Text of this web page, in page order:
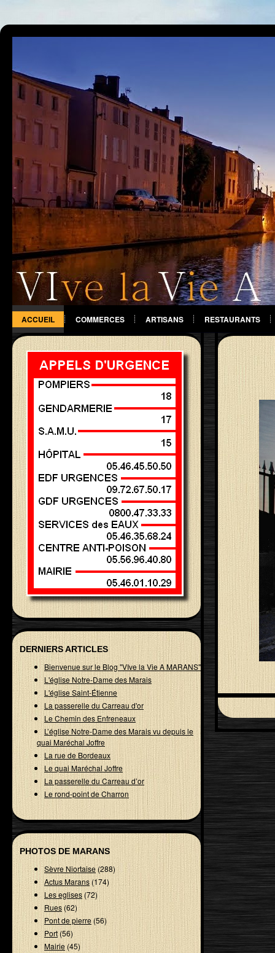
ACCUEIL COMMERCES ARTISANS RESTAURANTS
DIVERS
DERNIERS ARTICLES
Bienvenue sur le Blog "VIve la Vie A MARANS"
L'église Notre-Dame des Marais
L'église Saint-Étienne
La passerelle du Carreau d'or
Le Chemin des Enfreneaux
L’église Notre-Dame des Marais vu depuis le
quai Maréchal Joffre
La rue de Bordeaux
Le quai Maréchal Joffre
La passerelle du Carreau d’or
Le rond-point de Charron
PHOTOS DE MARANS
Sèvre Niortaise(288)
Actus Marans (174)
Les eglises(72)
Rues(62)
Pont de pierre(56)
Port(56)
Mairie(45)